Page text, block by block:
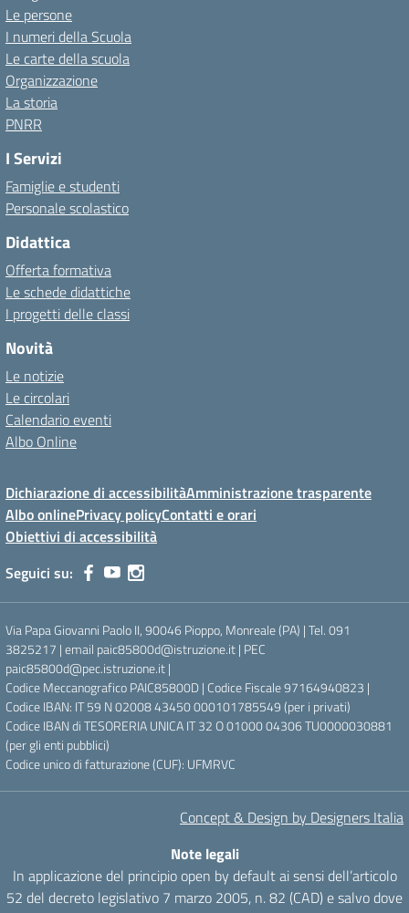
Le persone
I numeri della Scuola
Le carte della scuola
Organizzazione
La storia
PNRR
I Servizi
Famiglie e studenti
Personale scolastico
Didattica
Offerta formativa
Le schede didattiche
I progetti delle classi
Novità
Le notizie
Le circolari
Calendario eventi
Albo Online
Dichiarazione di accessibilitàAmministrazione trasparente
Albo onlinePrivacy policyContatti e orari
Obiettivi di accessibilità
Seguici su:
Via Papa Giovanni Paolo II, 90046 Pioppo, Monreale (PA) | Tel. 091
3825217 | email paic85800d@istruzione.it | PEC
paic85800d@pec.istruzione.it |
Codice Meccanografico PAIC85800D | Codice Fiscale 97164940823 |
Codice IBAN: IT 59 N 02008 43450 000101785549 (per i privati)
Codice IBAN di TESORERIA UNICA IT 32 O 01000 04306 TU0000030881
(per gli enti pubblici)
Codice unico di fatturazione (CUF): UFMRVC
Concept & Design by Designers Italia
Note legali
In applicazione del principio open by default ai sensi dell’articolo
52 del decreto legislativo 7 marzo 2005, n. 82 (CAD) e salvo dove